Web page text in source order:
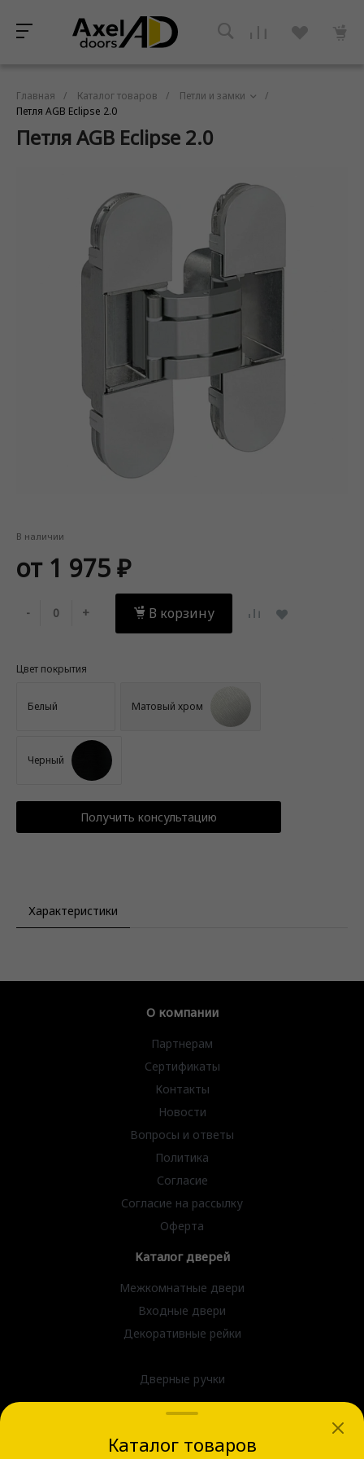
Главная / Каталог товаров / Петли и замки
/
Петля AGB Eclipse 2.0
Петля AGB Eclipse 2.0
В наличии
от 1 975 ₽
- + В корзину
Цвет покрытия
Белый Матовый хром
Черный
Получить консультацию
Характеристики
О компании
Партнерам
Сертификаты
Контакты
Новости
Вопросы и ответы
Политика
Согласие
Согласие на рассылку
Оферта
Каталог дверей
Межкомнатные двери
Входные двери
Декоративные рейки
Дверные ручки
г. Новосибирск, ул. Блюхера д.31
Каталог товаров